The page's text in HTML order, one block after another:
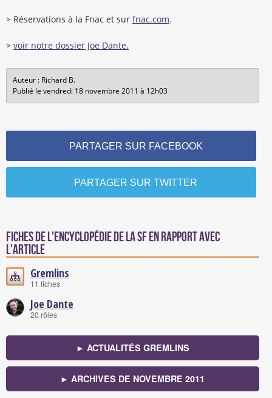
> Réservations à la Fnac et sur fnac.com.
> voir notre dossier Joe Dante.
Auteur : Richard B.
Publié le vendredi 18 novembre 2011 à 12h03
PARTAGER SUR FACEBOOK
PARTAGER SUR TWITTER
Fiches de l'encyclopédie de la SF en rapport avec
l'article
Gremlins
11 fiches
Joe Dante
20 rôles
► ACTUALITÉS GREMLINS
► ARCHIVES DE NOVEMBRE 2011